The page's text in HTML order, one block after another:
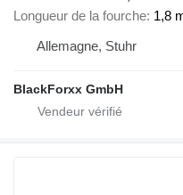
Longueur de la fourche 1,8
Allemagne, Stuhr
BlackForxx GmbH